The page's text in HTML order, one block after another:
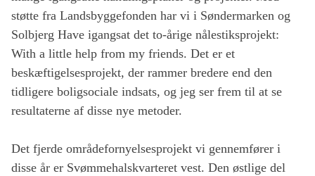
støtte fra Landsbyggefonden har vi i Søndermarken og
Solbjerg Have igangsat det to-årige nålestiksprojekt:
With a little help from my friends. Det er et
beskæftigelsesprojekt, der rammer bredere end den
tidligere boligsociale indsats, og jeg ser frem til at se
resultaterne af disse nye metoder.
Det fjerde områdefornyelsesprojekt vi gennemfører i
disse år er Svømmehalskvarteret vest. Den østlige del